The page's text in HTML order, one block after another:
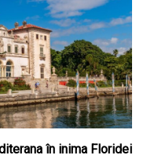
în inima Floridei